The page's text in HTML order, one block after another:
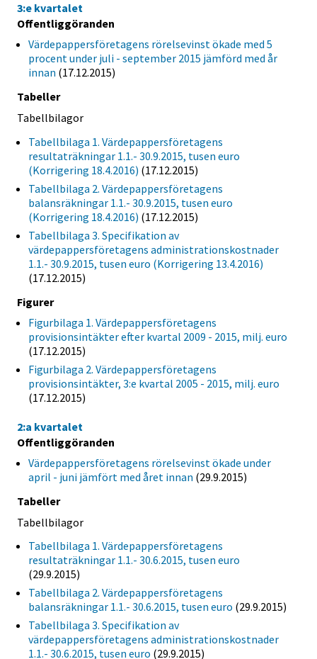
3:e kvartalet
Offentliggöranden
Värdepappersföretagens rörelsevinst ökade med 5
procent under juli - september 2015 jämförd med år
innan (17.12.2015)
Tabeller
Tabellbilagor
Tabellbilaga 1. Värdepappersföretagens
resultaträkningar 1.1.- 30.9.2015, tusen euro
(Korrigering 18.4.2016) (17.12.2015)
Tabellbilaga 2. Värdepappersföretagens
balansräkningar 1.1.- 30.9.2015, tusen euro
(Korrigering 18.4.2016) (17.12.2015)
Tabellbilaga 3. Specifikation av
värdepappersföretagens administrationskostnader
1.1.- 30.9.2015, tusen euro (Korrigering 13.4.2016)
(17.12.2015)
Figurer
Figurbilaga 1. Värdepappersföretagens
provisionsintäkter efter kvartal 2009 - 2015, milj. euro
(17.12.2015)
Figurbilaga 2. Värdepappersföretagens
provisionsintäkter, 3:e kvartal 2005 - 2015, milj. euro
(17.12.2015)
2:a kvartalet
Offentliggöranden
Värdepappersföretagens rörelsevinst ökade under
april - juni jämfört med året innan (29.9.2015)
Tabeller
Tabellbilagor
Tabellbilaga 1. Värdepappersföretagens
resultaträkningar 1.1.- 30.6.2015, tusen euro
(29.9.2015)
Tabellbilaga 2. Värdepappersföretagens
balansräkningar 1.1.- 30.6.2015, tusen euro (29.9.2015)
Tabellbilaga 3. Specifikation av
värdepappersföretagens administrationskostnader
1.1.- 30.6.2015, tusen euro (29.9.2015)